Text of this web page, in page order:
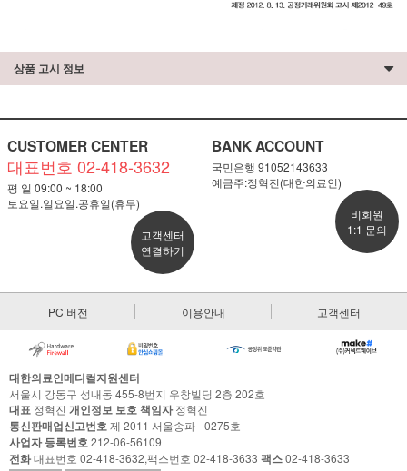
상품 고시 정보
CUSTOMER CENTER
대표번호 02-418-3632
평 일 09:00 ~ 18:00
토요일.일요일.공휴일(휴무)
고객센터
연결하기
BANK ACCOUNT
국민은행 91052143633
예금주:정혁진(대한의료인)
비회원
1:1 문의
PC 버전 이용안내 고객센터
대한의료인메디컬지원센터
서울시 강동구 성내동 455-8번지 우창빌딩 2층 202호
대표 정혁진 개인정보 보호 책임자정혁진
통신판매업신고번호제 2011 서울송파 - 0275호
사업자 등록번호212-06-56109
전화대표번호 02-418-3632,팩스번호 02-418-3633 팩스02-418-3633